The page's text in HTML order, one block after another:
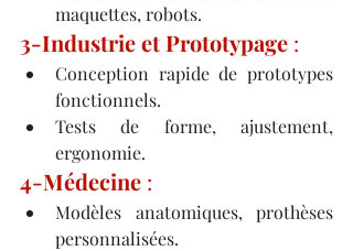
maquettes, robots.
3-Industrie et Prototypage :
Conception rapide de prototypes
fonctionnels.
Tests de forme, ajustement,
ergonomie.
4-Médecine :
Modèles anatomiques, prothèses
personnalisées.